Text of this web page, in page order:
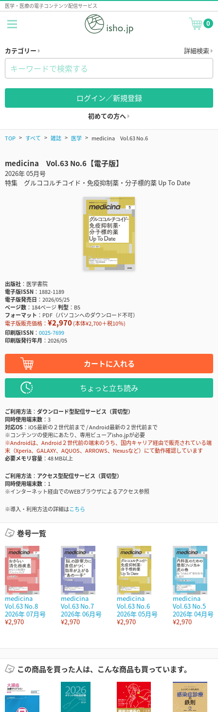
医学・医療の電子コンテンツ配信サービス
0
カテゴリー 詳細検索
ログイン／新規登録
初めての方へ
TOP すべて 雑誌 医学 medicina Vol.63 No.6
medicina Vol.63 No.6【電子版】
2026年 05月号
特集 グルココルチコイド・免疫抑制薬・分子標的薬 Up To Date
出版社
医学書院
電子版ISSN
1882-1189
電子版発売日
2026/05/25
ページ数
184ページ判型
B5
フォーマット
PDF（パソコンへのダウンロード不可）
電子版販売価格： ¥2,970(本体¥2,700＋税10％)
印刷版ISSN
0025-7699
印刷版発行年月
2026/05
カートに入れる
ちょっと立ち読み
ご利用方法
ダウンロード型配信サービス（買切型）
同時使用端末数
3
対応OS
iOS最新の２世代前まで / Android最新の２世代前まで
※コンテンツの使用にあたり、専用ビューアisho.jpが必要
※Androidは、Android２世代前の端末のうち、国内キャリア経由で販売されている端
末（Xperia、GALAXY、AQUOS、ARROWS、Nexusなど）にて動作確認しています
必要メモリ容量
48 MB以上
ご利用方法
アクセス型配信サービス（買切型）
同時使用端末数
1
※インターネット経由でのWEBブラウザによるアクセス参照
※導入・利用方法の詳細はこちら
巻号一覧
medicina
Vol.63 No.8
2026年 07月号
¥2,970
medicina
Vol.63 No.7
2026年 06月号
¥2,970
medicina
Vol.63 No.6
2026年 05月号
¥2,970
medicina
Vol.63 No.5
2026年 04月号
¥2,970
この商品を買った人は、こんな商品も買っています。